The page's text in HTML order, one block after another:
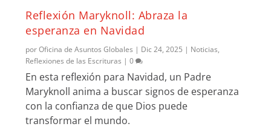
Reflexión Maryknoll: Abraza la
esperanza en Navidad
porOficina de Asuntos Globales | Dic 24, 2025 | Noticias,
Reflexiones de las Escrituras |0
En esta reflexión para Navidad, un Padre
Maryknoll anima a buscar signos de esperanza
con la confianza de que Dios puede
transformar el mundo.